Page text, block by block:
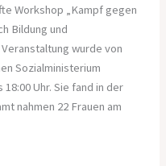
Workshop „Kampf gegen
Bildung und
wurde von
Sozialministerium
Uhr. Sie fand in der
nahmen 22 Frauen am